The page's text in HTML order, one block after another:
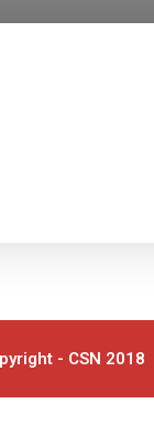
- CSN 2018